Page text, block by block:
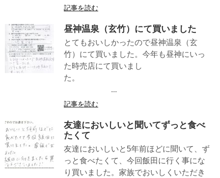
記事を読む
昼神温泉（玄竹）にて買いました
とてもおいしかったので昼神温泉（玄
竹）にて買いました。今年も昼神にいっ
た時売店にて買いまし
た。
...
記事を読む
友達においしいと聞いてずっと食べ
たくて
友達においしいと5年前ほどに聞いて、ず
っと食べたくて、今回飯田に行く事にな
り買いました。家族でおいしくいただき